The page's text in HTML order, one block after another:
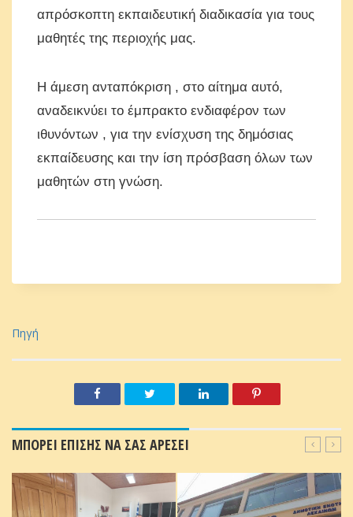
απρόσκοπτη εκπαιδευτική διαδικασία για τους
μαθητές της περιοχής μας.
Η άμεση ανταπόκριση , στο αίτημα αυτό,
αναδεικνύει το έμπρακτο ενδιαφέρον των
ιθυνόντων , για την ενίσχυση της δημόσιας
εκπαίδευσης και την ίση πρόσβαση όλων των
μαθητών στη γνώση.
Πηγή
ΜΠΟΡΕΙ ΕΠΙΣΗΣ ΝΑ ΣΑΣ ΑΡΕΣΕΙ